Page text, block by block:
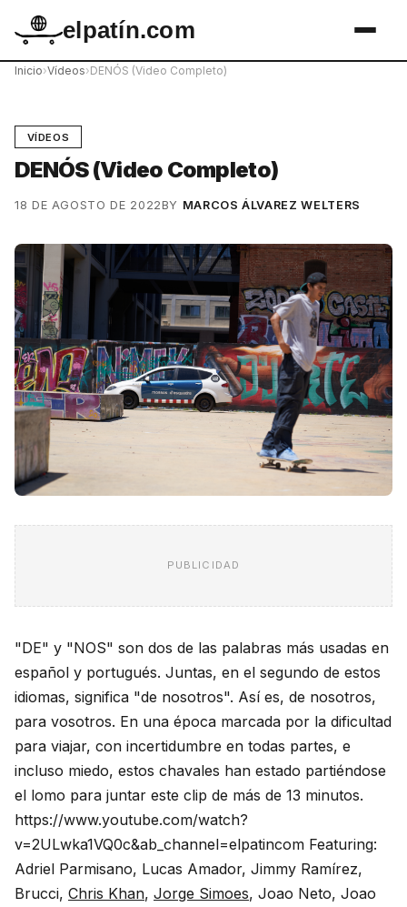
elpatín.com
Inicio›Vídeos›DENÓS (Video Completo)
VÍDEOS
DENÓS (Video Completo)
18 DE AGOSTO DE 2022BY MARCOS ÁLVAREZ WELTERS
PUBLICIDAD
"DE" y "NOS" son dos de las palabras más usadas en
español y portugués. Juntas, en el segundo de estos
idiomas, significa "de nosotros". Así es, de nosotros,
para vosotros. En una época marcada por la dificultad
para viajar, con incertidumbre en todas partes, e
incluso miedo, estos chavales han estado partiéndose
el lomo para juntar este clip de más de 13 minutos.
https://www.youtube.com/watch?
v=2ULwka1VQ0c&ab_channel=elpatincom Featuring:
Adriel Parmisano, Lucas Amador, Jimmy Ramírez,
Brucci, Chris Khan, Jorge Simoes, Joao Neto, Joao